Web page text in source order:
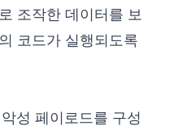
조작한 데이터를 보
코드가 실행되도록
성 페이로드를 구성